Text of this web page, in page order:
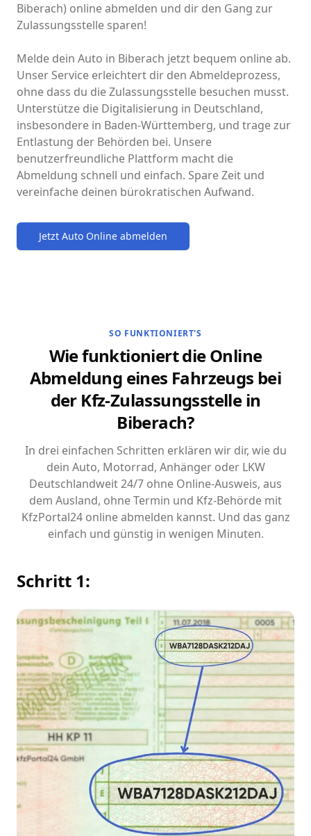
Biberach) online abmelden und dir den Gang zur
Zulassungsstelle sparen!
Melde dein Auto in Biberach jetzt bequem online ab.
Unser Service erleichtert dir den Abmeldeprozess,
ohne dass du die Zulassungsstelle besuchen musst.
Unterstütze die Digitalisierung in Deutschland,
insbesondere in Baden-Württemberg, und trage zur
Entlastung der Behörden bei. Unsere
benutzerfreundliche Plattform macht die
Abmeldung schnell und einfach. Spare Zeit und
vereinfache deinen bürokratischen Aufwand.
Jetzt Auto Online abmelden
SO FUNKTIONIERT'S
Wie funktioniert die Online
Abmeldung eines Fahrzeugs bei
der Kfz-Zulassungsstelle in
Biberach?
In drei einfachen Schritten erklären wir dir, wie du
dein Auto, Motorrad, Anhänger oder LKW
Deutschlandweit 24/7 ohne Online-Ausweis, aus
dem Ausland, ohne Termin und Kfz-Behörde mit
KfzPortal24 online abmelden kannst. Und das ganz
einfach und günstig in wenigen Minuten.
Schritt 1: